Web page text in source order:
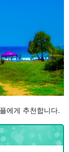
에게 추천합니다.